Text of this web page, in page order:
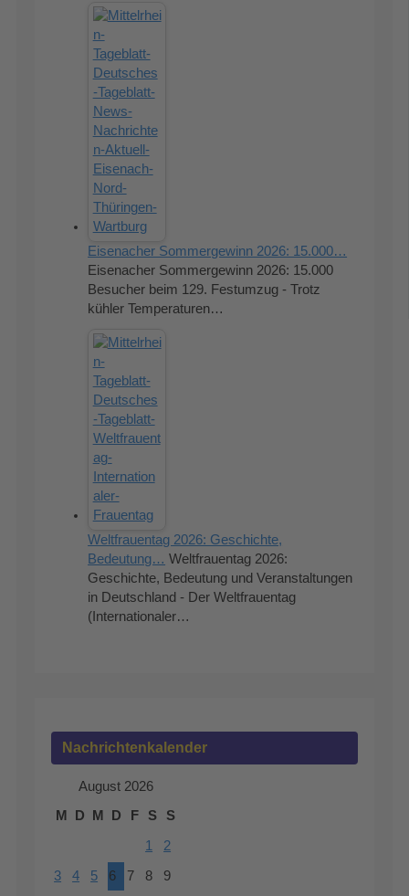
Eisenacher Sommergewinn 2026: 15.000…
Eisenacher Sommergewinn 2026: 15.000
Besucher beim 129. Festumzug - Trotz
kühler Temperaturen…
Weltfrauentag 2026: Geschichte,
Bedeutung… Weltfrauentag 2026:
Geschichte, Bedeutung und Veranstaltungen
in Deutschland - Der Weltfrauentag
(Internationaler…
Nachrichtenkalender
August 2026
M
D M D F S S
1 2
3 4 5 6 7 8 9